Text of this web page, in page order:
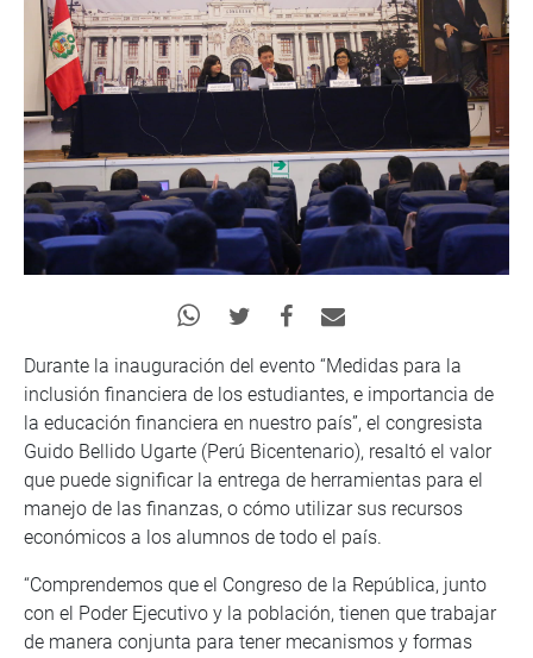
Durante la inauguración del evento “Medidas para la
inclusión financiera de los estudiantes, e importancia de
la educación financiera en nuestro país”, el congresista
Guido Bellido Ugarte (Perú Bicentenario), resaltó el valor
que puede significar la entrega de herramientas para el
manejo de las finanzas, o cómo utilizar sus recursos
económicos a los alumnos de todo el país.
“Comprendemos que el Congreso de la República, junto
con el Poder Ejecutivo y la población, tienen que trabajar
de manera conjunta para tener mecanismos y formas